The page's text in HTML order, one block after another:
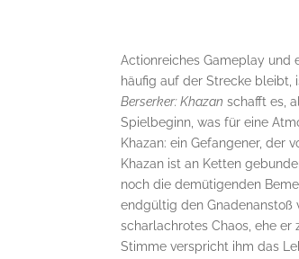
Actionreiches Gameplay und
häufig auf der Strecke bleibt,
Berserker: Khazan schafft es,
Spielbeginn, was für eine
Khazan: ein Gefangener, der
Khazan ist an Ketten
noch die demütigenden
endgültig den Gnadenanstoß
scharlachrotes Chaos, ehe
Stimme verspricht ihm das